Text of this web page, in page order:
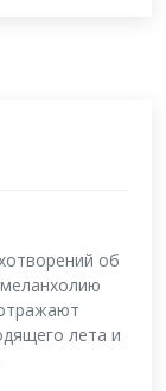
об
лета и